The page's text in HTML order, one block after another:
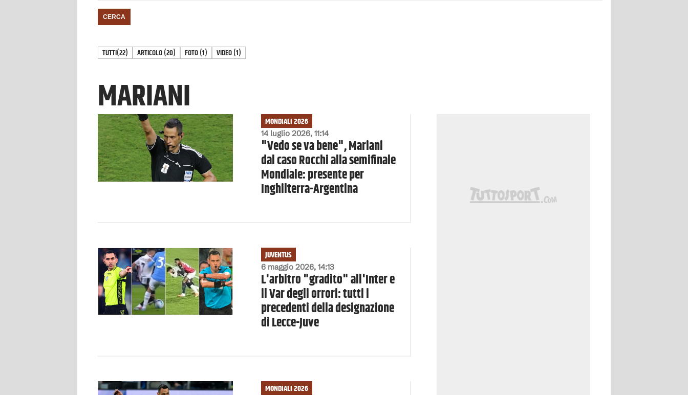
CERCA
TUTTI(22) ARTICOLO(20) FOTO(1) VIDEO(1)
MARIANI
14 luglio 2026, 11:14
MONDIALI 2026
"Vedo se va bene", Mariani
dal caso Rocchi alla semifinale
Mondiale: presente per
Inghilterra-Argentina
6 maggio 2026, 14:13
JUVENTUS
L'arbitro "gradito" all'Inter e
il Var degli orrori: tutti i
precedenti della designazione
di Lecce-Juve
MONDIALI 2026